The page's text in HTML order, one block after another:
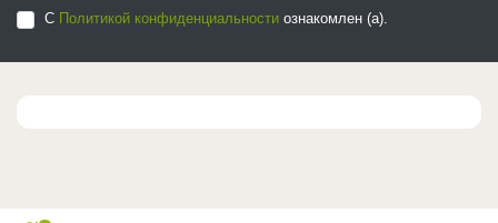
С Политикой конфиденциальности ознакомлен (а).